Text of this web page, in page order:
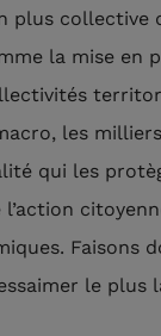
plus collective
la mise en
les
qui les
Faisons
le plus